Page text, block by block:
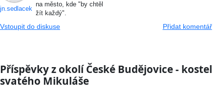
jn.sedlacek
na město, kde "by chtěl
žít každý".
Vstoupit do diskuse Přidat komentář
Příspěvky z okolí České Budějovice - kostel
svatého Mikuláše